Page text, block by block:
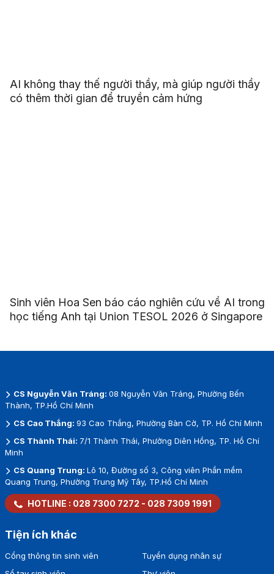
AI không thay thế người thầy, mà giúp người thầy
có thêm thời gian để truyền cảm hứng
Sinh viên Hoa Sen báo cáo nghiên cứu về AI trong
học tiếng Anh tại Union TESOL 2026 ở Singapore
CS Nguyễn Văn Tráng: 08 Nguyễn Văn Tráng, Phường Bến
Thành, TP.Hồ Chí Minh
CS Cao Thắng: 93 Cao Thắng, Phường Bàn Cờ, TP. Hồ Chí Minh
CS Thành Thái: 7/1 Thành Thái, Phường Diên Hồng, TP. Hồ Chí
Minh
CS Quang Trung: Lô 10, Đường số 3, Công viên Phần mềm
Quang Trung, Phường Trung Mỹ Tây, TP.Hồ Chí Minh
HOTLINE : 028 7300 7272 - 028 7309 1991
Tiện ích khác
Cổng thông tin sinh viên
Tuyển dụng nhân sự